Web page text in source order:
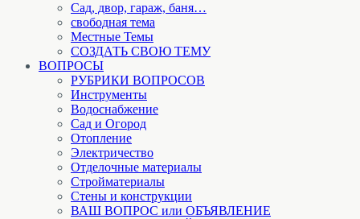
Cад, двор, гараж, баня…
свободная тема
Местные Темы
СОЗДАТЬ СВОЮ ТЕМУ
ВОПРОСЫ
РУБРИКИ ВОПРОСОВ
Инструменты
Водоснабжение
Сад и Огород
Отопление
Электричество
Отделочные материалы
Стройматериалы
Стены и конструкции
ВАШ ВОПРОС или ОБЪЯВЛЕНИЕ